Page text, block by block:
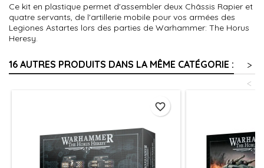
Ce kit en plastique permet d'assembler deux Châssis Rapier et
quatre servants, de l'artillerie mobile pour vos armées des
Legiones Astartes lors des parties de Warhammer: The Horus
Heresy.
16 AUTRES PRODUITS DANS LA MÊME CATÉGORIE :
>
<
favorite_border